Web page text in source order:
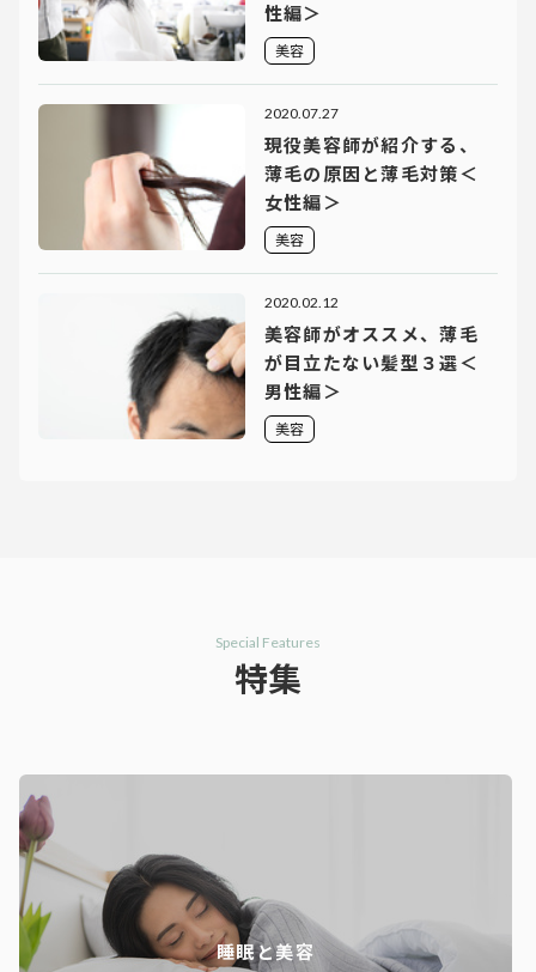
性編＞
美容
2020.07.27
現役美容師が紹介する、
薄毛の原因と薄毛対策＜
女性編＞
美容
2020.02.12
美容師がオススメ、薄毛
が目立たない髪型３選＜
男性編＞
美容
Special Features
特集
睡眠と美容